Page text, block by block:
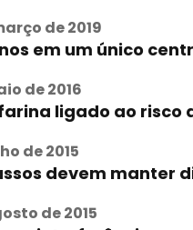
de 2019
em um único
de 2016
ligado ao
de 2015
devem manter
de 2015